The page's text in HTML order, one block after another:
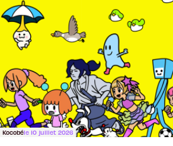
Kocobéle 10 juillet 2026